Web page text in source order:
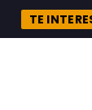
TE
DESCUBRE